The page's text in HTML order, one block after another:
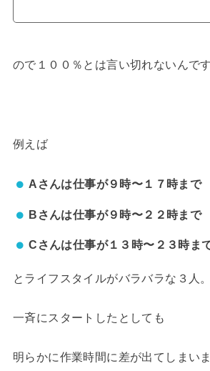
ので１００％とは言い切れないんです
例えば
Aさんは仕事が９時〜１７時まで
Bさんは仕事が９時〜２２時まで
Cさんは仕事が１３時〜２３時ま
とライフスタイルがバラバラな３人。
一斉にスタートしたとしても
明らかに作業時間に差が出てしまい